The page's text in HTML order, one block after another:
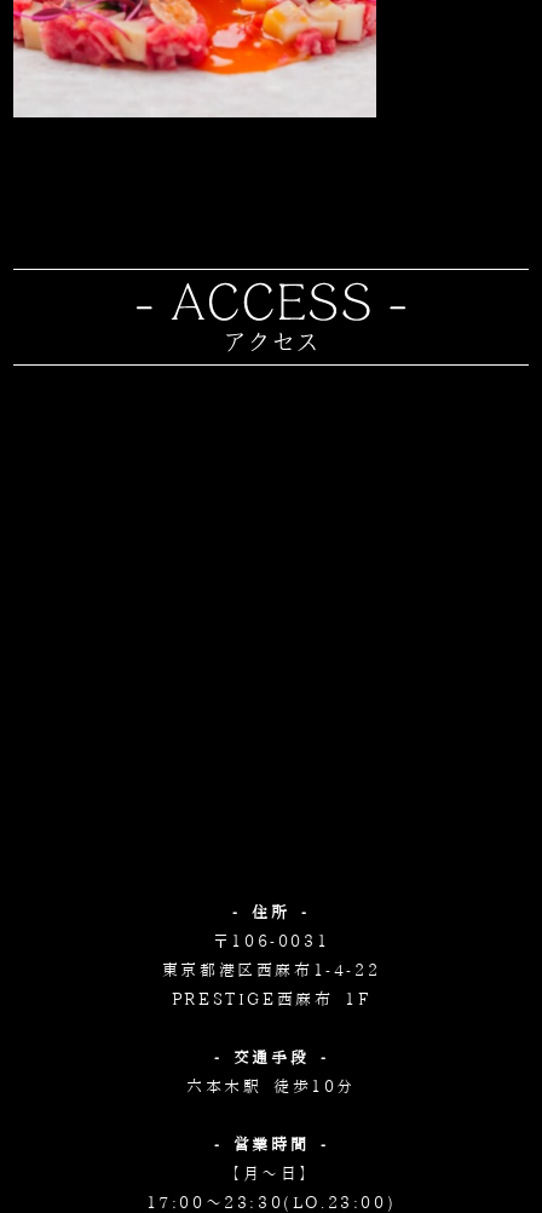
- 住所 -
〒106-0031
東京都港区西麻布1-4-22
PRESTIGE西麻布 1F
- 交通手段 -
六本木駅 徒歩10分
- 営業時間 -
【月～日】
17:00～23:30(LO.23:00)